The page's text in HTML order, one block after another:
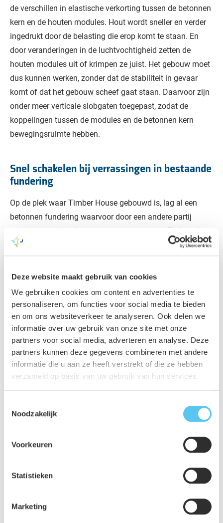
Deze website maakt gebruik van cookies
We gebruiken cookies om content en advertenties te
personaliseren, om functies voor social media te bieden
en om ons websiteverkeer te analyseren. Ook delen we
informatie over uw gebruik van onze site met onze
partners voor social media, adverteren en analyse. Deze
partners kunnen deze gegevens combineren met andere
informatie die u aan ze heeft verstrekt of die ze hebben
verzameld op basis van uw gebruik van hun services.
Noodzakelijk
Voorkeuren
Statistieken
Marketing
de verschillen in elastische verkorting tussen de betonnen
kern en de houten modules. Hout wordt sneller en verder
ingedrukt door de belasting die erop komt te staan. En
door veranderingen in de luchtvochtigheid zetten de
houten modules uit of krimpen ze juist. Het gebouw moet
dus kunnen werken, zonder dat de stabiliteit in gevaar
komt of dat het gebouw scheef gaat staan. Daarvoor zijn
onder meer verticale slobgaten toegepast, zodat de
koppelingen tussen de modules en de betonnen kern
bewegingsruimte hebben.
Snel schakelen bij verrassingen in bestaande
fundering
Op de plek waar Timber House gebouwd is, lag al een
betonnen fundering waarvoor door een andere partij
tekeningen en berekeningen waren gemaakt. Tijdens de
start van de bouw stuitte aannemer De Groot
Vroomshoop op afwijkingen en bleken diverse
funderingspalen kapot. Aveco de Bondt maakte direct
om de fundering op orde te brengen. Hierdoor kon het
bouwproces met minimale vertraging hervat worden.
Expertise in constructie van
houtbouwcomplexen
Aveco de Bondt was in de afgelopen jaren al betrokken bij
Het ontwerpen en construeren van zulke gebouwen vraagt
specifieke expertise. Zo gelden er andere voorschriften en
rekenregels voor houtbouw. Met haar ervaring en kennis
dit gebied is Aveco de Bondt een interessante partner voor
projectontwikkelaars, architecten en aannemers die zich
richten op houtbouw.